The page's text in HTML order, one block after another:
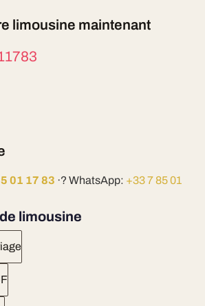
limousine maintenant
01 17 83 ·? WhatsApp: +33 7 85 01
limousine